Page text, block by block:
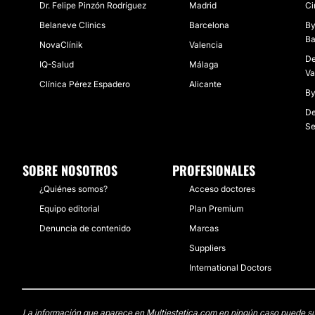
Dr. Felipe Pinzón Rodríguez
Belaneve Clinics
NovaClínik
IQ-Salud
Clínica Pérez Espadero
Madrid
Barcelona
Valencia
Málaga
Alicante
SOBRE NOSOTROS
¿Quiénes somos?
Equipo editorial
Denuncia de contenido
PROFESIONALES
Acceso doctores
Plan Premium
Marcas
Suppliers
International Doctors
La información que aparece en Multiestetica.com en ningún caso puede